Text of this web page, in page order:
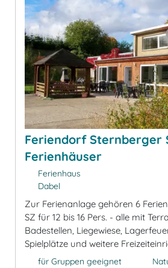
Feriendorf Sternberger
Ferienhäuser
Ferienhaus
Dabel
Zur Ferienanlage gehören 6
SZ für 12 bis 16 Pers. - alle mit
Badestellen, Liegewiese,
Spielplätze und weitere
für Gruppen geeignet